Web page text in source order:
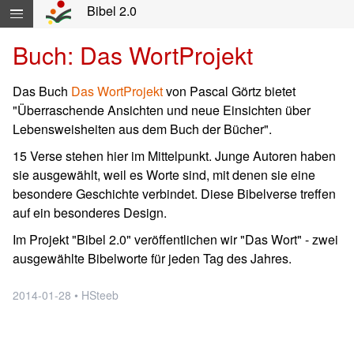
Navigation überspringen direkt zum Inhalt...
Bibel 2.0
Buch: Das WortProjekt
Das Buch Das WortProjektvon Pascal Görtz bietet
"Überraschende Ansichten und neue Einsichten über
Lebensweisheiten aus dem Buch der Bücher".
15 Verse stehen hier im Mittelpunkt. Junge Autoren haben
sie ausgewählt, weil es Worte sind, mit denen sie eine
besondere Geschichte verbindet. Diese Bibelverse treffen
auf ein besonderes Design.
Im Projekt "Bibel 2.0" veröffentlichen wir "Das Wort" - zwei
ausgewählte Bibelworte für jeden Tag des Jahres.
2014-01-28 • HSteeb